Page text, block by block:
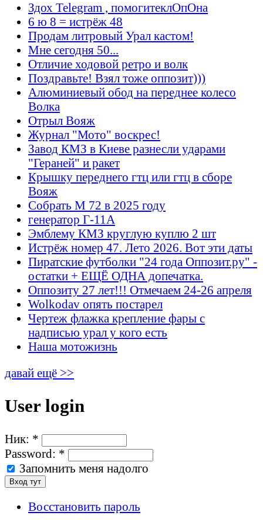
Здох Telegram , помогитеклОпОна
6 ю 8 = истрёж 48
Продам литровый Урал кастом!
Мне сегодня 50...
Отличие ходовой ретро и волк
Поздравьте! Взял тоже оппозит)))
Алюминиевый обод на переднее колесо
Волка
Отрыл Вояж
Журнал "Мото" воскрес!
Завод КМЗ в Киеве разнесли ударами
"Гераней" и ракет
Крышку переднего гтц или гтц в сборе
Вояж
Собрать М 72 в 2025 году
генератор Г-11А
Эмблему КМЗ круглую куплю 2 шт
Истрёж номер 47. Лето 2026. Вот эти даты
Пиратские футболки "24 года Оппозит.ру" -
остатки + ЕЩЁ ОДНА допечатка.
Оппозиту 27 лет!!! Отмечаем 24-26 апреля
Wolkodav опять постарел
Чертеж флажка крепление фары с
надписью урал у кого есть
Наша мотожизнь
давай ещё >>
User login
Ник: *
Password: *
Запомнить меня надолго
Восстановить пароль